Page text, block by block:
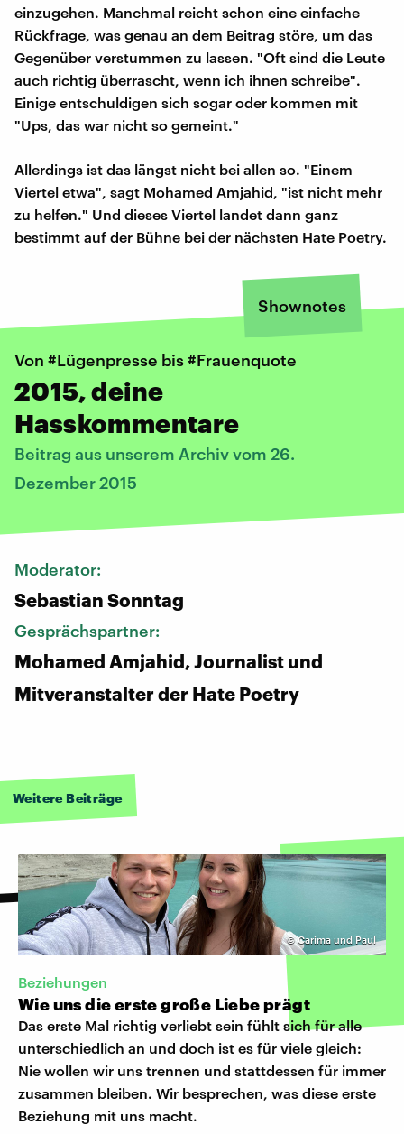
einzugehen. Manchmal reicht schon eine einfache
Rückfrage, was genau an dem Beitrag störe, um das
Gegenüber verstummen zu lassen. "Oft sind die Leute
auch richtig überrascht, wenn ich ihnen schreibe".
Einige entschuldigen sich sogar oder kommen mit
"Ups, das war nicht so gemeint."
Allerdings ist das längst nicht bei allen so. "Einem
Viertel etwa", sagt Mohamed Amjahid, "ist nicht mehr
zu helfen." Und dieses Viertel landet dann ganz
bestimmt auf der Bühne bei der nächsten Hate Poetry.
Shownotes
Von #Lügenpresse bis #Frauenquote
2015, deine
Hasskommentare
Beitrag aus unserem Archiv vom 26.
Dezember 2015
Moderator:
Sebastian Sonntag
Gesprächspartner:
Mohamed Amjahid, Journalist und
Mitveranstalter der Hate Poetry
Weitere Beiträge
©Carima und Paul
Beziehungen
Wie uns die erste große Liebe prägt
Das erste Mal richtig verliebt sein fühlt sich für alle
unterschiedlich an und doch ist es für viele gleich:
Nie wollen wir uns trennen und stattdessen für immer
zusammen bleiben. Wir besprechen, was diese erste
Beziehung mit uns macht.